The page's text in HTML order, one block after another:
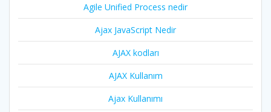
Agile Unified Process nedir
Ajax JavaScript Nedir
AJAX kodları
AJAX Kullanım
Ajax Kullanımı